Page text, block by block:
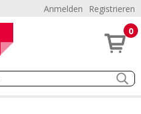
Anmelden Registrieren
0